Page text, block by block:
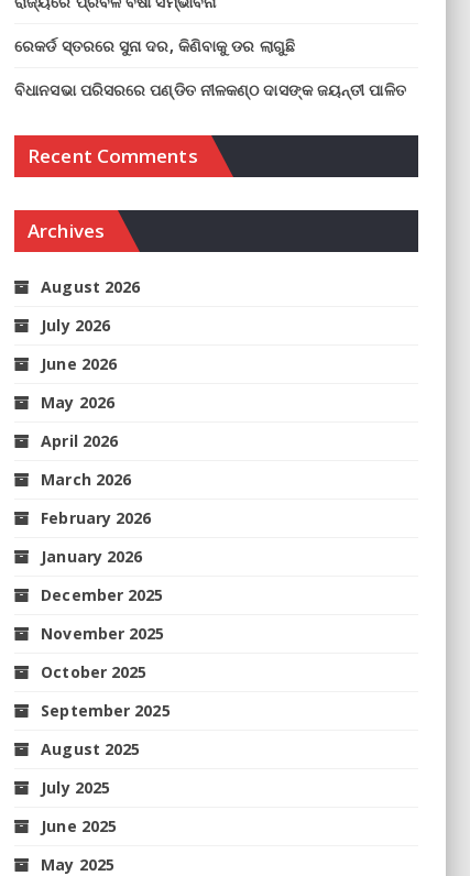
ରେକର୍ଡ ସ୍ତରରେ ସୁନା ଦର, କିଣିବାକୁ ଡର ଲାଗୁଛି
ବିଧାନସଭା ପରିସରରେ ପଣ୍ଡିତ ନୀଳକଣ୍ଠ ଦାସଙ୍କ ଜୟନ୍ତୀ ପାଳିତ
Recent Comments
Archives
August 2026
July 2026
June 2026
May 2026
April 2026
March 2026
February 2026
January 2026
December 2025
November 2025
October 2025
September 2025
August 2025
July 2025
June 2025
May 2025